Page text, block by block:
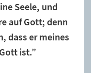
Seele, und
auf Gott; denn
dass er meines
ist.”